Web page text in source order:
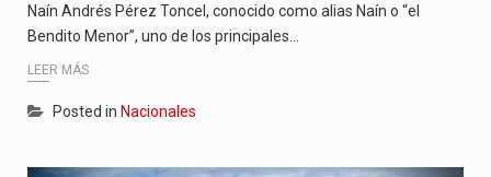
Naín Andrés Pérez Toncel, conocido como alias Naín o “el
Bendito Menor”, uno de los principales…
LEER MÁS
Posted in Nacionales